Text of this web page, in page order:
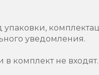
уведомления.
в комплект не входят.